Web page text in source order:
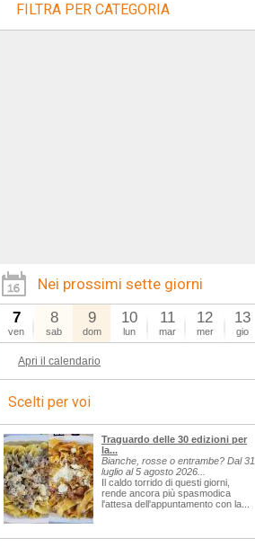
FILTRA PER CATEGORIA
Nei prossimi sette giorni
7
ven
8
sab
9
dom
10
lun
11
mar
12
mer
13
gio
Apri il calendario
Scelti per voi
Traguardo delle 30 edizioni per
la...
Bianche, rosse o entrambe? Dal 31
luglio al 5 agosto 2026...
Il caldo torrido di questi giorni,
rende ancora più spasmodica
l'attesa dell'appuntamento con la...